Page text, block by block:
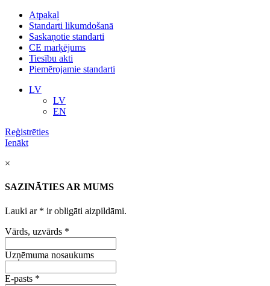
Atpakaļ
Standarti likumdošanā
Saskaņotie standarti
CE marķējums
Tiesību akti
Piemērojamie standarti
LV
LV
EN
Reģistrēties
Ienākt
×
SAZINĀTIES AR MUMS
Lauki ar * ir obligāti aizpildāmi.
Vārds, uzvārds *
Uzņēmuma nosaukums
E-pasts *